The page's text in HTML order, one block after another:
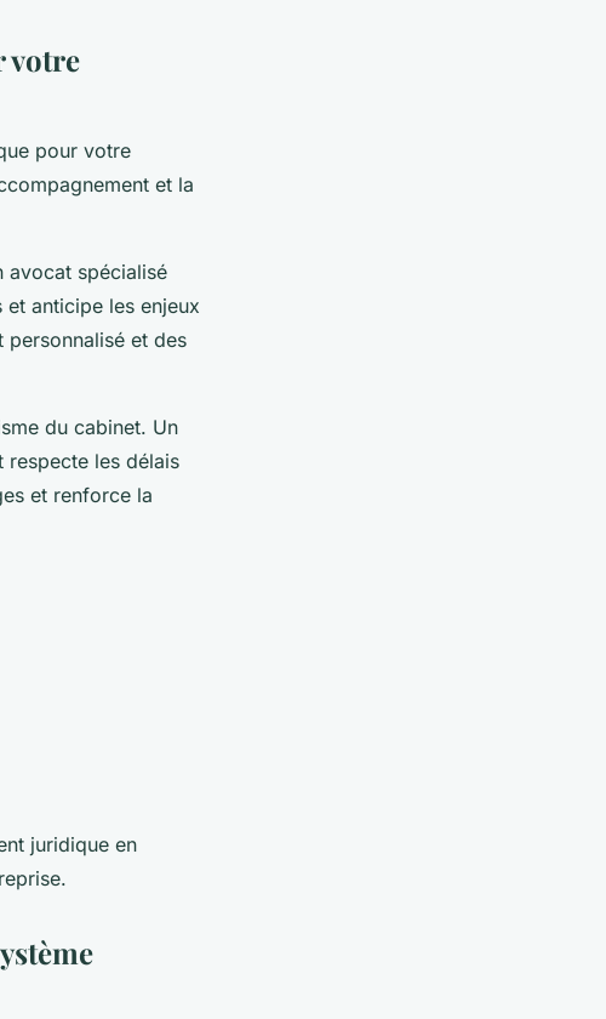
votre
pour votre
et la
avocat spécialisé
anticipe les enjeux
personnalisé et des
du cabinet. Un
respecte les délais
et renforce la
juridique en